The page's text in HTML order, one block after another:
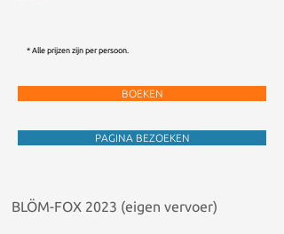
* Alle prijzen zijn per persoon.
BOEKEN
PAGINA BEZOEKEN
BLÖM-FOX 2023 (eigen vervoer)